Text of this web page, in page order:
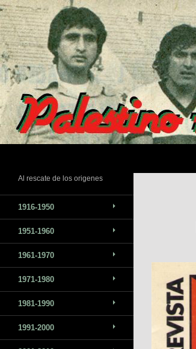
Saltar
al
contenido
Al rescate de los origenes
1916-1950
1951-1960
1961-1970
1971-1980
1981-1990
1991-2000